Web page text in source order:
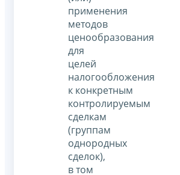
применения
методов
ценообразования
для
целей
налогообложения
к конкретным
контролируемым
сделкам
(группам
однородных
сделок),
в том